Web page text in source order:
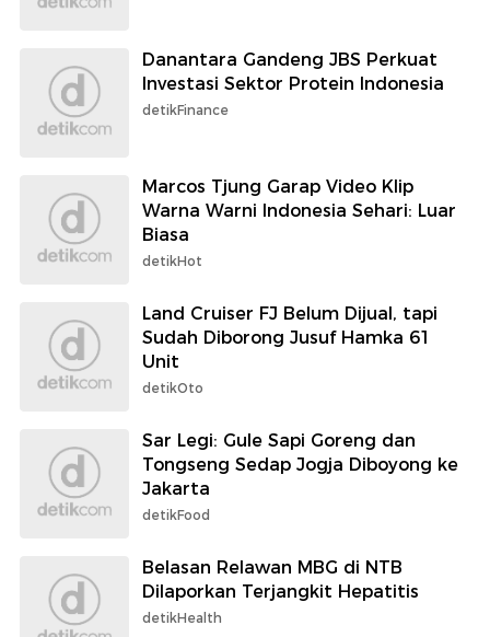
Danantara Gandeng JBS Perkuat
Investasi Sektor Protein Indonesia
detikFinance
Marcos Tjung Garap Video Klip
Warna Warni Indonesia Sehari: Luar
Biasa
detikHot
Land Cruiser FJ Belum Dijual, tapi
Sudah Diborong Jusuf Hamka 61
Unit
detikOto
Sar Legi: Gule Sapi Goreng dan
Tongseng Sedap Jogja Diboyong ke
Jakarta
detikFood
Belasan Relawan MBG di NTB
Dilaporkan Terjangkit Hepatitis
detikHealth